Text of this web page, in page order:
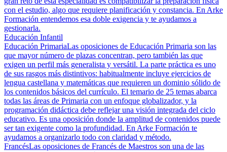
con el estudio, algo que requiere planificación y constancia. En Arke
Formación entendemos esa doble exigencia y te ayudamos a
gestionarla.
Educación Infantil
Educación PrimariaLas oposiciones de Educación Primaria son las
que mayor número de plazas concentran, pero también las que
exigen un perfil más generalista y versátil. La parte práctica es uno
de sus rasgos más distintivos: habitualmente incluye ejercicios de
lengua castellana y matemáticas que requieren un dominio sólido de
los contenidos básicos del currículo. El temario de 25 temas abarca
todas las áreas de Primaria con un enfoque globalizador, y la
programación didáctica debe reflejar una visión integrada del ciclo
educativo. Es una oposición donde la amplitud de contenidos puede
ser tan exigente como la profundidad. En Arke Formación te
ayudamos a organizarlo todo con claridad y método.
FrancésLas oposiciones de Francés de Maestros son una de las